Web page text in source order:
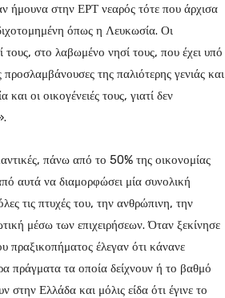
ήμουνα στην ΕΡΤ νεαρός τότε που άρχισα
όπως η Λευκωσία. Οι
τους, στο λαβωμένο νησί τους, που έχει υπό
της παλιότερης γενιάς και
και οι οικογένειές τους, γιατί δεν
πάνω από το 50% της οικονομίας
αυτά να διαμορφώσει μία συνολική
τις πτυχές του, την ανθρώπινη, την
μέσω των επιχειρήσεων. Όταν ξεκίνησε
πραξικοπήματος έλεγαν ότι κάνανε
πράγματα τα οποία δείχνουν ή το βαθμό
Ελλάδα και μόλις είδα ότι έγινε το